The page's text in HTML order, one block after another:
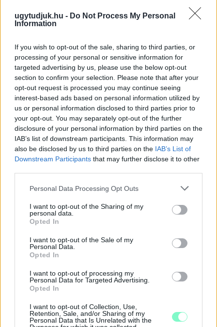
ugytudjuk.hu - Do Not Process My Personal
Information
If you wish to opt-out of the sale, sharing to third parties, or
processing of your personal or sensitive information for
targeted advertising by us, please use the below opt-out
section to confirm your selection. Please note that after your
opt-out request is processed you may continue seeing
interest-based ads based on personal information utilized by
us or personal information disclosed to third parties prior to
your opt-out. You may separately opt-out of the further
disclosure of your personal information by third parties on the
IAB’s list of downstream participants. This information may
also be disclosed by us to third parties on the IAB’s List of
Downstream Participants that may further disclose it to other
Please note that this website/app uses one or more Google
not limited to your visit or usage behaviour. You may click to
grant or deny consent to Google and its third-party tags to
use your data for below specified purposes in below Google
consent section.
Personal Data Processing Opt Outs
I want to opt-out of the Sharing of my
personal data.
Opted In
I want to opt-out of the Sale of my
Personal Data.
Opted In
I want to opt-out of processing my
Personal Data for Targeted Advertising.
Opted In
I want to opt-out of Collection, Use,
Retention, Sale, and/or Sharing of my
Personal Data that Is Unrelated with the
KÉT RÉSZLETBEN ÉRKEZIK A 100 EZER FORINTOS
ISKOLAKEZDÉSI TÁMOGATÁS, AMIT NEM KELL KÜLÖN
IGÉNYELNI
Az első 50 ezer forintot még a tanévkezdés előtt folyósítja a
Magyar Államkincstár, a második részlet novemberben, utalvány
formájában érkezik.
1 hozzászólás
PIKNIK ITALOK: ÍZEK ÉS ÉLMÉNYEK A SZABADBAN